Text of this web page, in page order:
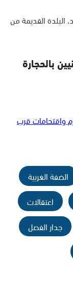
البلدة القديمة من
بالحجارة
واقتحامات قرب
الضفة الغربية
اعتقالات
جدار الفصل